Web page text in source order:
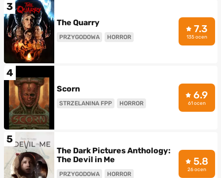
3
The Quarry
PRZYGODOWA HORROR
7.3
135 ocen
4
Scorn
STRZELANINA FPP HORROR
6.9
61 ocen
5
The Dark Pictures Anthology:
The Devil in Me
PRZYGODOWA HORROR
5.8
26 ocen